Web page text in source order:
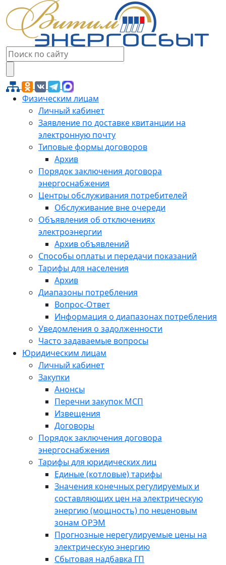
Физическим лицам
Личный кабинет
Заявление по доставке квитанции на
электронную почту
Типовые формы договоров
Архив
Порядок заключения договора
энергоснабжения
Центры обслуживания потребителей
Обслуживание вне очереди
Объявления об отключениях
электроэнергии
Архив объявлений
Способы оплаты и передачи показаний
Тарифы для населения
Архив
Диапазоны потребления
Вопрос-Ответ
Информация о диапазонах потребления
Уведомления о задолженности
Часто задаваемые вопросы
Юридическим лицам
Личный кабинет
Закупки
Анонсы
Перечни закупок МСП
Извещения
Договоры
Порядок заключения договора
энергоснабжения
Тарифы для юридических лиц
Единые (котловые) тарифы
Значения конечных регулируемых и
составляющих цен на электрическую
энергию (мощность) по неценовым
зонам ОРЭМ
Прогнозные нерегулируемые цены на
электрическую энергию
Сбытовая надбавка ГП